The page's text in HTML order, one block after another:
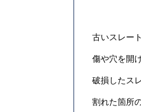
古いスレー
傷や穴を開
破損したス
割れた箇所